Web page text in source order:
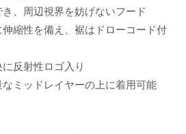
、周辺視界を妨げないフード
伸縮性を備え、裾はドローコード付
反射性ロゴ入り
なミッドレイヤーの上に着用可能